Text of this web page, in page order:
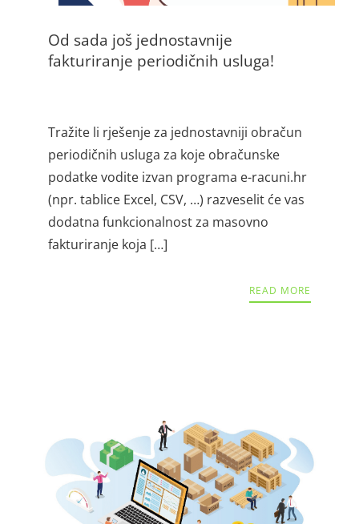
Od sada još jednostavnije
fakturiranje periodičnih usluga!
Tražite li rješenje za jednostavniji obračun
periodičnih usluga za koje obračunske
podatke vodite izvan programa e-racuni.hr
(npr. tablice Excel, CSV, …) razveselit će vas
dodatna funkcionalnost za masovno
fakturiranje koja […]
READ MORE